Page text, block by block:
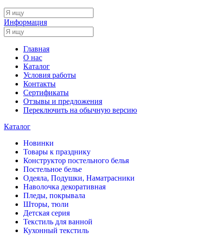
Информация
Главная
О нас
Каталог
Условия работы
Контакты
Сертификаты
Отзывы и предложения
Переключить на обычную версию
Каталог
Новинки
Товары к празднику
Конструктор постельного белья
Постельное белье
Одеяла, Подушки, Наматрасники
Наволочка декоративная
Пледы, покрывала
Шторы, тюли
Детская серия
Текстиль для ванной
Кухонный текстиль